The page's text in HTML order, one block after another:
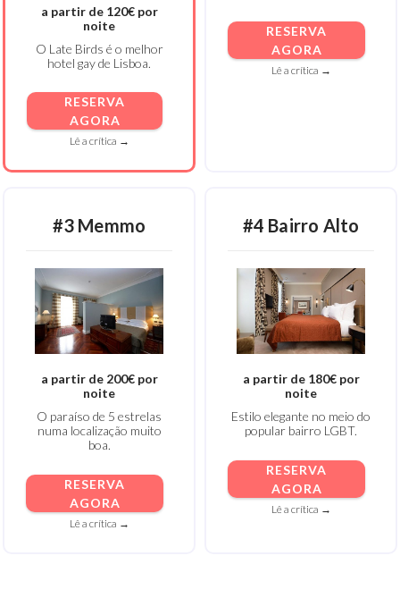
a partir de 120€ por
noite
O Late Birds é o melhor
hotel gay de Lisboa.
RESERVA
AGORA
Lê a crítica →
RESERVA
AGORA
Lê a crítica →
#3 Memmo
a partir de 200€ por
noite
O paraíso de 5 estrelas
numa localização muito
boa.
RESERVA
AGORA
Lê a crítica →
#4 Bairro Alto
a partir de 180€ por
noite
Estilo elegante no meio do
popular bairro LGBT.
RESERVA
AGORA
Lê a crítica →